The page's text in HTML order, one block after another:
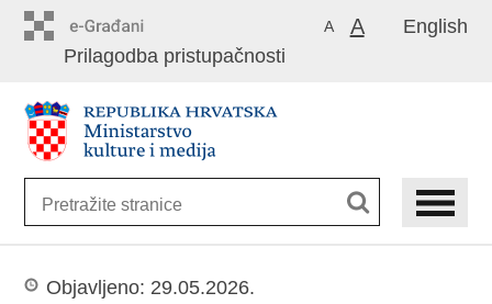
sadržaj
English
A A
Prilagodba pristupačnosti
Objavljeno: 29.05.2026.